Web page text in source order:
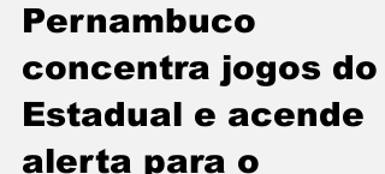
passagem pelo Botafogo, onde marcou o
do título carioca de 1990. Também foi vice-
campeão brasileiro pelo clube em 1
Arena de
Pernambuco
concentra jogos do
Estadual e acende